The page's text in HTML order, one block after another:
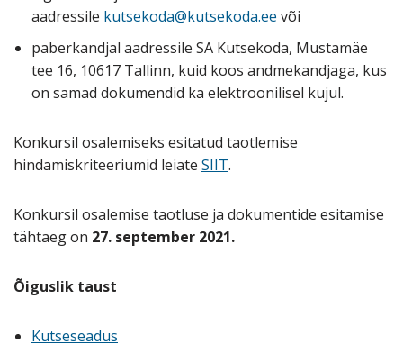
aadressile kutsekoda@kutsekoda.ee või
paberkandjal aadressile SA Kutsekoda, Mustamäe
tee 16, 10617 Tallinn, kuid koos andmekandjaga, kus
on samad dokumendid ka elektroonilisel kujul.
Konkursil osalemiseks esitatud taotlemise
hindamiskriteeriumid leiate SIIT.
Konkursil osalemise taotluse ja dokumentide esitamise
tähtaeg on 27. september 2021.
Õiguslik taust
Kutseseadus